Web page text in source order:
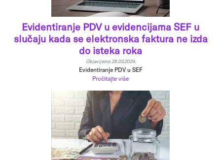
Evidentiranje PDV u evidencijama SEF u
slučaju kada se elektronska faktura ne izda
do isteka roka
Objavljeno: 28.03.2024.
Evidentiranje PDV u SEF
Pročitajte više